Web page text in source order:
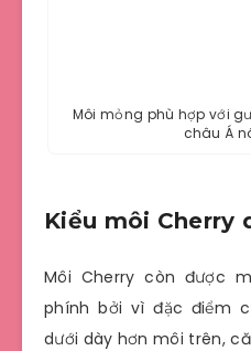
Môi mỏng phù hợp với
châu Á
Kiểu môi Cherry
Môi Cherry còn được
phính bởi vì đặc điểm
dưới dày hơn môi trên,